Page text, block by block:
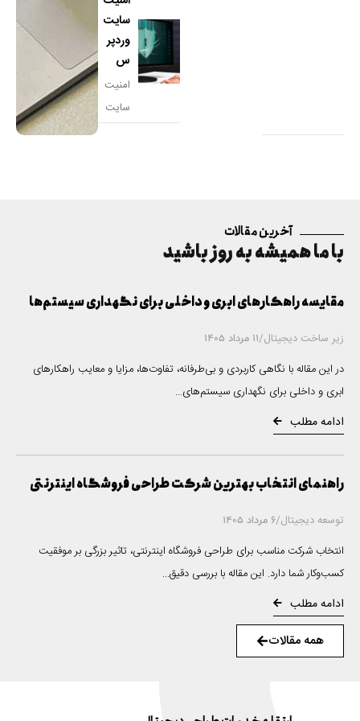
اندازی
وب
سایت
برای
کسب‌و
کارتان
سایت
وردپر
س
امنیت
سایت
جلوگیر
آخرین مقالات
با ما همیشه به روز باشید
زیر ساخت دیجیتال/11 مرداد 1405
مقایسه راهکارهای ابری و داخلی برای نگهداری سیستم‌ها
در این مقاله با نگاهی کاربردی و بی‌طرفانه، تفاوت‌ها، مزایا و معایب راهکارهای
ابری و داخلی برای نگهداری سیستم‌های...
ادامه مطلب
توسعه دیجیتال/6 مرداد 1405
راهنمای انتخاب بهترین شرکت طراحی فروشگاه اینترنتی
انتخاب شرکت مناسب برای طراحی فروشگاه اینترنتی، تاثیر بزرگی بر موفقیت
کسب‌وکار شما دارد. این مقاله با بررسی دقیق...
ادامه مطلب
همه مقالات